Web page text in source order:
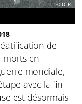
© D. R.
de
morts en
mondiale,
avec la fin
est désormais